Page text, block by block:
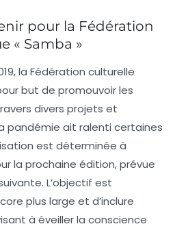
pour la Fédération
« Samba »
la Fédération culturelle
but de promouvoir les
divers projets et
pandémie ait ralenti certaines
est déterminée à
la prochaine édition, prévue
L’objectif est
plus large et d’inclure
à éveiller la conscience